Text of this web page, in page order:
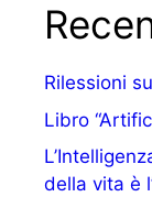
Rilessioni
Libro
della vita è